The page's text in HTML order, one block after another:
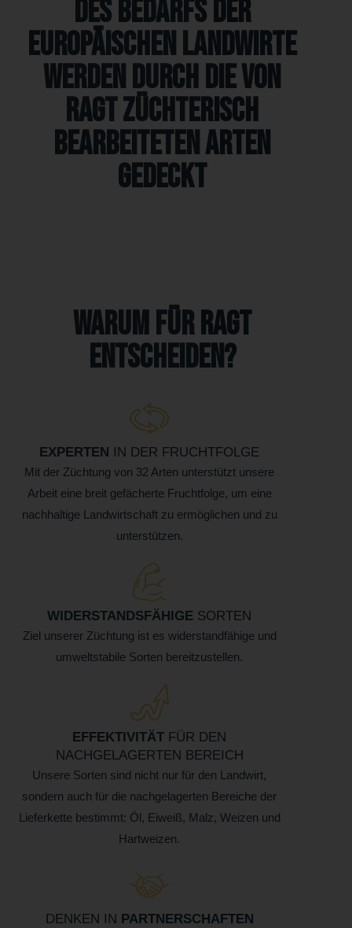
des Bedarfs der
europäischen Landwirte
werden durch die von
RAGT züchterisch
bearbeiteten Arten
gedeckt
Warum für RAGT
entscheiden?
EXPERTEN IN DER FRUCHTFOLGE
Mit der Züchtung von 32 Arten unterstützt unsere
Arbeit eine breit gefächerte Fruchtfolge, um eine
nachhaltige Landwirtschaft zu ermöglichen und zu
unterstützen.
WIDERSTANDSFÄHIGE SORTEN
Ziel unserer Züchtung ist es widerstandfähige und
umweltstabile Sorten bereitzustellen.
EFFEKTIVITÄT FÜR DEN
NACHGELAGERTEN BEREICH
Unsere Sorten sind nicht nur für den Landwirt,
sondern auch für die nachgelagerten Bereiche der
Lieferkette bestimmt: Öl, Eiweiß, Malz, Weizen und
Hartweizen.
DENKEN IN PARTNERSCHAFTEN